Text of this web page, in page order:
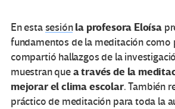
En esta sesión la profesora Eloísa
fundamentos de la meditación como
compartió hallazgos de la
muestran quea través de la
mejorar el clima escolar. También
práctico de meditación para toda la